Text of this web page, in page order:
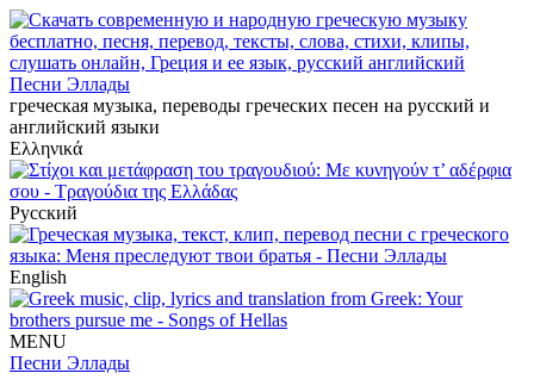
Песни Эллады
греческая музыка, переводы греческих песен на русский и
английский языки
Ελληνικά
Русский
English
MENU
Песни Эллады